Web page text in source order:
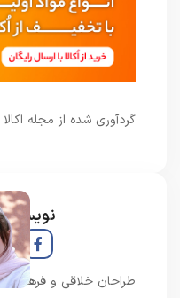
گردآوری شده از مجله اکالا
نویسنده و
طراحان خلاقی و فرهنگ پیشرو